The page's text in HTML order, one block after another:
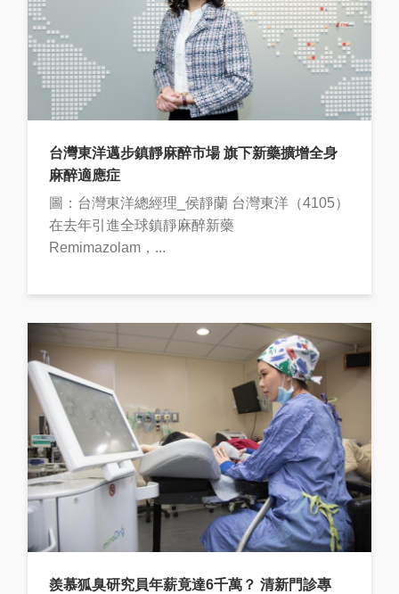
台灣東洋邁步鎮靜麻醉市場 旗下新藥擴增全身
麻醉適應症
圖：台灣東洋總經理_侯靜蘭 台灣東洋（4105）
在去年引進全球鎮靜麻醉新藥
Remimazolam，...
羨慕狐臭研究員年薪竟達6千萬？ 清新門診專